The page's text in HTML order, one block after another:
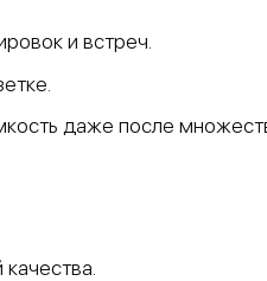
и встреч.
даже после